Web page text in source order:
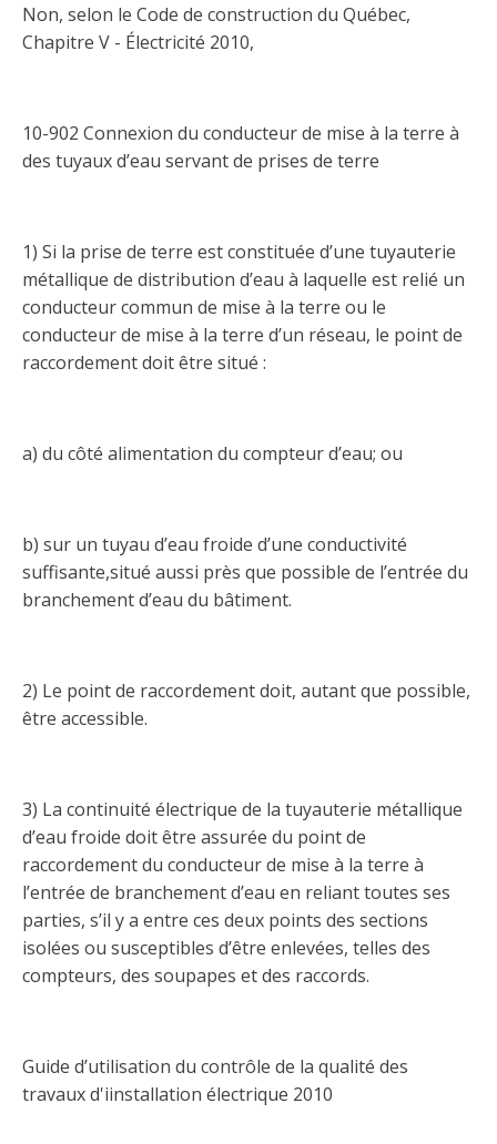
sensibilisation
Déposer une plainte
Comment choisir un entrepreneur électricien
Attention : Licence obligatoire
Outils pratiques
Outils contre les tactiques illégales
Outils pour votre sécurité électrique
Inspection des travaux électriques
Travaux bénévoles d'électricité
électriciens
s’ouvrira
dans
une
nouvelle
fenêtre
Quiz de la semaine
Avantages et privilèges
Documents de référence
Identification des véhicules et des documents
Tarifs et contre-tarifs douaniers
Outils pratiques
Outils et calculateurs
Qui fait quoi?
Petites annonces
entrepreneur
s’ouvrira
dans
une
nouvelle
fenêtre
Documents
Formulaires, guides et autres documents
licence d’entrepreneur
Ressources informationnelles
Formulaires, guides et autres documents
informatifs
professionnelle
Service Démarrer une entreprise
Ce
lien
s’ouvrira
dans
nouvelle
Mission et historique
Instances décisionnelles
Rapports annuels de la CMEQ
Logo et normes graphiques
Annonceurs (trousse médias)
Actualités
Événements
Abonnement – E2Q, FLASH INFO et autres
s’ouvrira
dans
une
nouvelle
fenêtre
Centre d'expertise et de formation
Offre de formation de la CMEQ
Mars, mois de la formation
Formations continue obligatoire
Suivre et déclarer ses heures de formations
Vidéos sur la formation continue obligatoire (FCO)
Foire aux questions obligation de formation des
répondants
Dispensateurs de formations
Non, selon le Code de construction du Québec,
Chapitre V - Électricité 2010,
10-902 Connexion du conducteur de mise à la terre à
des tuyaux d’eau servant de prises de terre
1) Si la prise de terre est constituée d’une tuyauterie
métallique de distribution d’eau à laquelle est relié un
conducteur commun de mise à la terre ou le
conducteur de mise à la terre d’un réseau, le point de
raccordement doit être situé :
a) du côté alimentation du compteur d’eau; ou
b) sur un tuyau d’eau froide d’une conductivité
suffisante,situé aussi près que possible de l’entrée du
branchement d’eau du bâtiment.
2) Le point de raccordement doit, autant que possible,
être accessible.
3) La continuité électrique de la tuyauterie métallique
d’eau froide doit être assurée du point de
raccordement du conducteur de mise à la terre à
l’entrée de branchement d’eau en reliant toutes ses
parties, s’il y a entre ces deux points des sections
isolées ou susceptibles d’être enlevées, telles des
compteurs, des soupapes et des raccords.
Guide d’utilisation du contrôle de la qualité des
travaux d'iinstallation électrique 2010